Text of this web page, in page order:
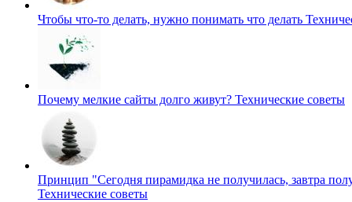
Чтобы что-то делать, нужно понимать что делать
Почему мелкие сайты долго живут? Технические советы
Принцип "Сегодня пирамидка не получилась, завтра
Технические советы